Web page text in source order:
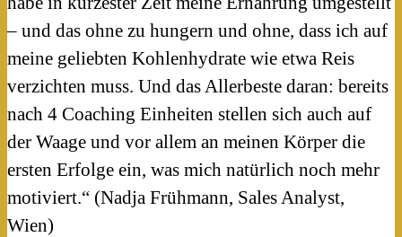
– und das ohne zu hungern und ohne, dass ich auf
meine geliebten Kohlenhydrate wie etwa Reis
verzichten muss. Und das Allerbeste daran: bereits
nach 4 Coaching Einheiten stellen sich auch auf
der Waage und vor allem an meinen Körper die
ersten Erfolge ein, was mich natürlich noch mehr
motiviert.“ (Nadja Frühmann, Sales Analyst,
Wien)